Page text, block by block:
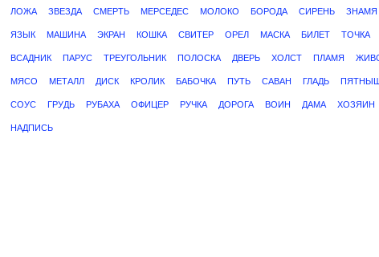
ЛОЖА ЗВЕЗДА СМЕРТЬ МЕРСЕДЕС МОЛОКО БОРОДА СИРЕНЬ ЗНАМЯ
ЯЗЫК МАШИНА ЭКРАН КОШКА СВИТЕР ОРЕЛ МАСКА БИЛЕТ ТОЧКА
ВСАДНИК ПАРУС ТРЕУГОЛЬНИК ПОЛОСКА ДВЕРЬ ХОЛСТ ПЛАМЯ
МЯСО МЕТАЛЛ ДИСК КРОЛИК БАБОЧКА ПУТЬ САВАН ГЛАДЬ
СОУС ГРУДЬ РУБАХА ОФИЦЕР РУЧКА ДОРОГА ВОИН ДАМА ХОЗЯИН
НАДПИСЬ